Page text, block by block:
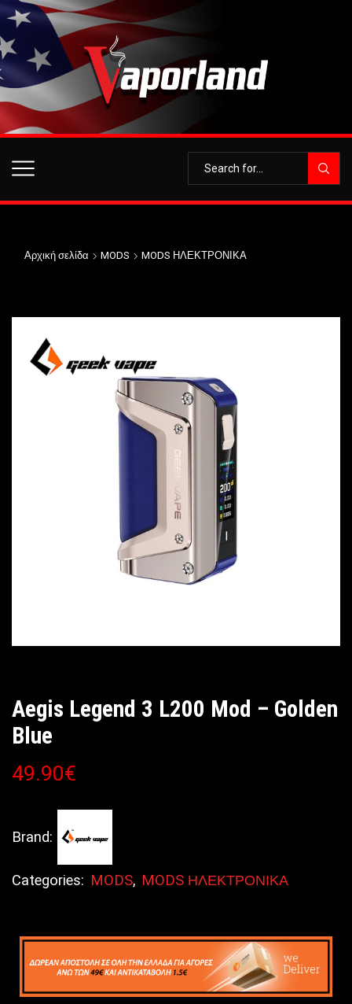
Αρχική σελίδα MODS MODS ΗΛΕΚΤΡΟΝΙΚΑ
Aegis Legend 3 L200 Mod – Golden
Blue
49.90€
Brand:
Categories: MODS, MODS ΗΛΕΚΤΡΟΝΙΚΑ